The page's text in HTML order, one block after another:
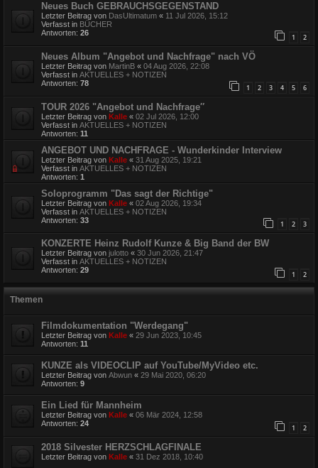
Neues Buch GEBRAUCHSGEGENSTAND
Letzter Beitrag von DasUltimatum « 11 Jul 2026, 15:12
Verfasst in BÜCHER
Antworten: 26 1 2
Neues Album "Angebot und Nachfrage" nach VÖ
Letzter Beitrag von MartinB « 04 Aug 2026, 22:08
Verfasst in AKTUELLES + NOTIZEN
Antworten: 78 1 2 3 4 5 6
TOUR 2026 "Angebot und Nachfrage″
Letzter Beitrag von Kalle « 02 Jul 2026, 12:00
Verfasst in AKTUELLES + NOTIZEN
Antworten: 11
ANGEBOT UND NACHFRAGE - Wunderkinder Interview
Letzter Beitrag von Kalle « 31 Aug 2025, 19:21
Verfasst in AKTUELLES + NOTIZEN
Antworten: 1
Soloprogramm "Das sagt der Richtige"
Letzter Beitrag von Kalle « 02 Aug 2026, 19:34
Verfasst in AKTUELLES + NOTIZEN
Antworten: 33 1 2 3
KONZERTE Heinz Rudolf Kunze & Big Band der BW
Letzter Beitrag von julotto « 30 Jun 2026, 21:47
Verfasst in AKTUELLES + NOTIZEN
Antworten: 29 1 2
Themen
Filmdokumentation "Werdegang"
Letzter Beitrag von Kalle « 29 Jun 2023, 10:45
Antworten: 11
KUNZE als VIDEOCLIP auf YouTube/MyVideo etc.
Letzter Beitrag von Abwun « 29 Mai 2020, 06:20
Antworten: 9
Ein Lied für Mannheim
Letzter Beitrag von Kalle « 06 Mär 2024, 12:58
Antworten: 24 1 2
2018 Silvester HERZSCHLAGFINALE
Letzter Beitrag von Kalle « 31 Dez 2018, 10:40